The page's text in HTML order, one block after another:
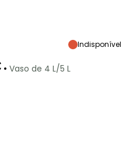
Indisponível
• Vaso de 4 L/5 L